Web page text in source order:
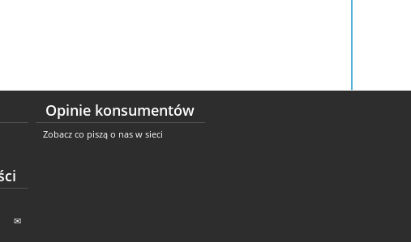
Opinie konsumentów
Zobacz co piszą o nas w sieci
✉